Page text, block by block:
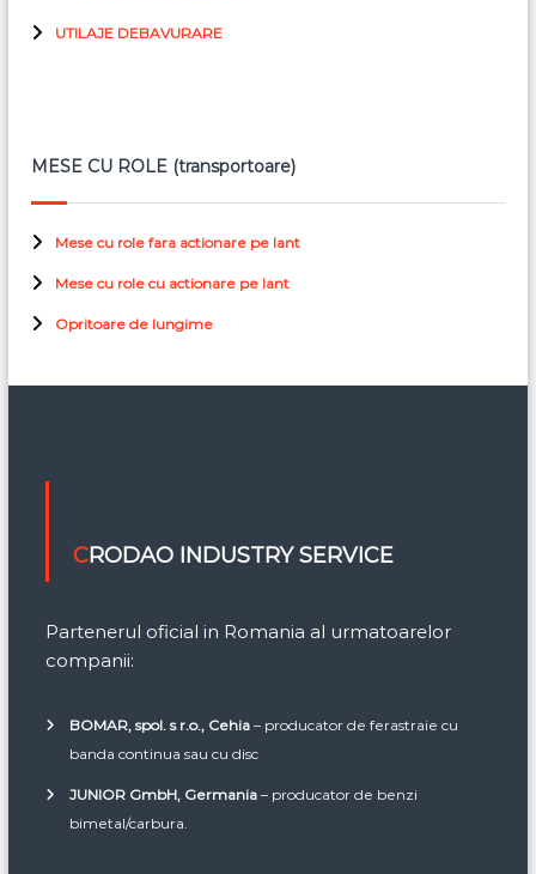
UTILAJE DEBAVURARE
MESE CU ROLE (transportoare)
Mese cu role fara actionare pe lant
Mese cu role cu actionare pe lant
Opritoare de lungime
CRODAO INDUSTRY SERVICE
Partenerul oficial in Romania al urmatoarelor
companii:
BOMAR, spol. s r.o., Cehia– producator de ferastraie cu
banda continua sau cu disc
JUNIOR GmbH, Germania– producator de benzi
bimetal/carbura.